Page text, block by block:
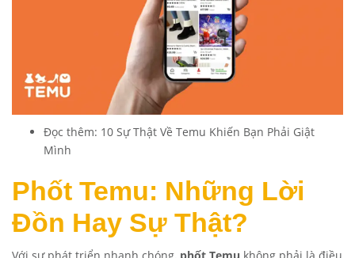
Đọc thêm: 10 Sự Thật Về Temu Khiến Bạn Phải Giật
Mình
Phốt Temu: Những Lời
Đồn Hay Sự Thật?